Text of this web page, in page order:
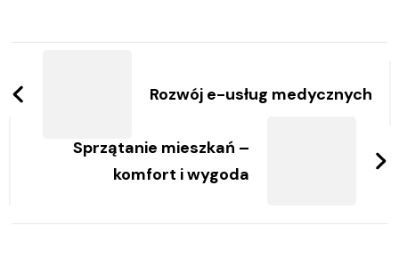
wpisy
Rozwój e-usług medycznych
Sprzątanie mieszkań –
komfort i wygoda